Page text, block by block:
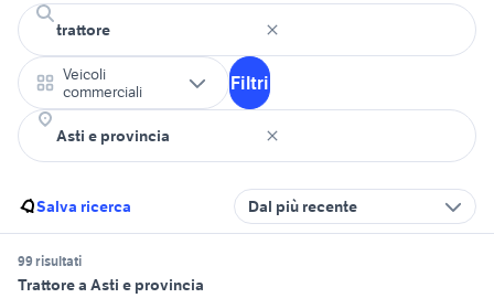
Veicoli
commerciali
Filtri
Salva ricerca Dal più recente
99 risultati
Trattore a Asti e provincia